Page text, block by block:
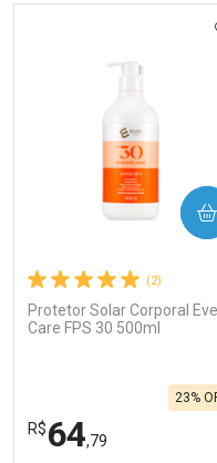
(2)
Protetor Solar Corporal
Care FPS 30 500ml
R$64,79
23%
COMPRAR